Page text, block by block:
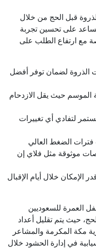
قبل الحج من خلال
على تحسين تجربة
مع ارتفاع الطلب على
الذروة لضمان توفر أفضل
الموسم حيث يقل الازدحام
لتفادي أي تغييرات
فترات الضغط العالي
موثوقة مثل فلاي إن
الإمكان خلال أيام الإقبال
العمرة للسعوديين
حيث يتم تقليل أعداد
مكة المكرمة والمشاعر
في إدارة الحشود خلال